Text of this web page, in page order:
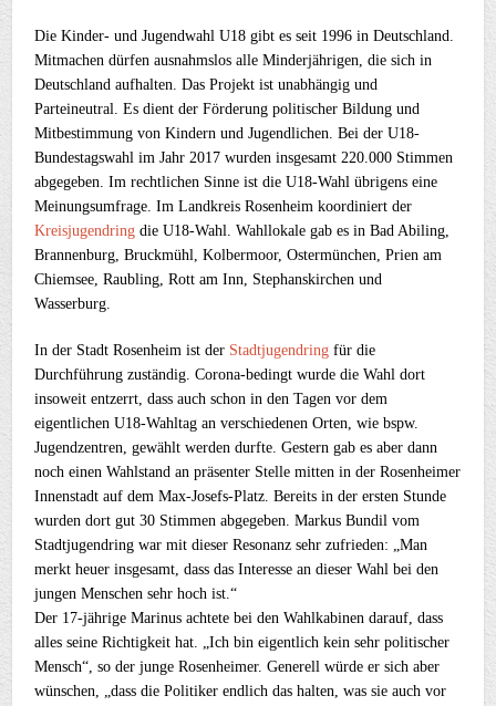
Die Kinder- und Jugendwahl U18 gibt es seit 1996 in Deutschland.
Mitmachen dürfen ausnahmslos alle Minderjährigen, die sich in
Deutschland aufhalten. Das Projekt ist unabhängig und
Parteineutral. Es dient der Förderung politischer Bildung und
Mitbestimmung von Kindern und Jugendlichen. Bei der U18-
Bundestagswahl im Jahr 2017 wurden insgesamt 220.000 Stimmen
abgegeben. Im rechtlichen Sinne ist die U18-Wahl übrigens eine
Meinungsumfrage. Im Landkreis Rosenheim koordiniert der
Kreisjugendringdie U18-Wahl. Wahllokale gab es in Bad Abiling,
Brannenburg, Bruckmühl, Kolbermoor, Ostermünchen, Prien am
Chiemsee, Raubling, Rott am Inn, Stephanskirchen und
Wasserburg.
In der Stadt Rosenheim ist der Stadtjugendringfür die
Durchführung zuständig. Corona-bedingt wurde die Wahl dort
insoweit entzerrt, dass auch schon in den Tagen vor dem
eigentlichen U18-Wahltag an verschiedenen Orten, wie bspw.
Jugendzentren, gewählt werden durfte. Gestern gab es aber dann
noch einen Wahlstand an präsenter Stelle mitten in der Rosenheimer
Innenstadt auf dem Max-Josefs-Platz. Bereits in der ersten Stunde
wurden dort gut 30 Stimmen abgegeben. Markus Bundil vom
Stadtjugendring war mit dieser Resonanz sehr zufrieden: „Man
merkt heuer insgesamt, dass das Interesse an dieser Wahl bei den
jungen Menschen sehr hoch ist.“
Der 17-jährige Marinus achtete bei den Wahlkabinen darauf, dass
alles seine Richtigkeit hat. „Ich bin eigentlich kein sehr politischer
Mensch“, so der junge Rosenheimer. Generell würde er sich aber
wünschen, „dass die Politiker endlich das halten, was sie auch vor